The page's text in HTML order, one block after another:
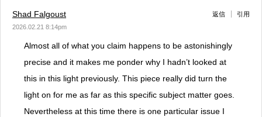
Shad Falgoust
2026.02.21 8:14pm
返信 引用
Almost all of what you claim happens to be astonishingly
precise and it makes me ponder why I hadn’t looked at
this in this light previously. This piece really did turn the
light on for me as far as this specific subject matter goes.
Nevertheless at this time there is one particular issue I